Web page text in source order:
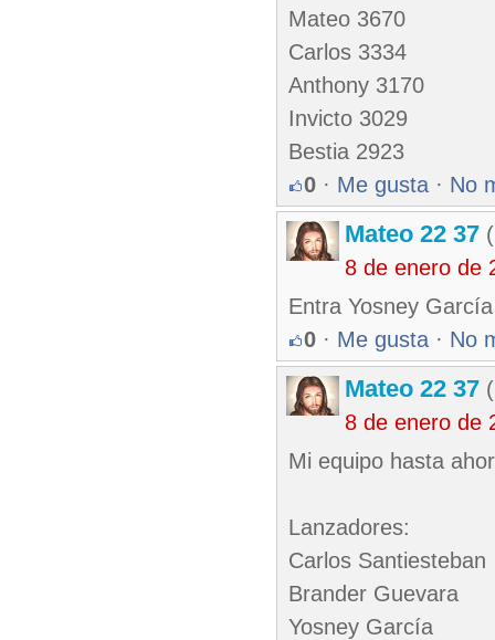
Mateo 3670
Carlos 3334
Anthony 3170
Invicto 3029
Bestia 2923
0 · Me gusta · No
Mateo 22 37
8 de enero de
Entra Yosney
0 · Me gusta · No
Mateo 22 37
8 de enero de
Mi equipo hasta
Lanzadores:
Carlos Santiesteban
Brander Guevara
Yosney García